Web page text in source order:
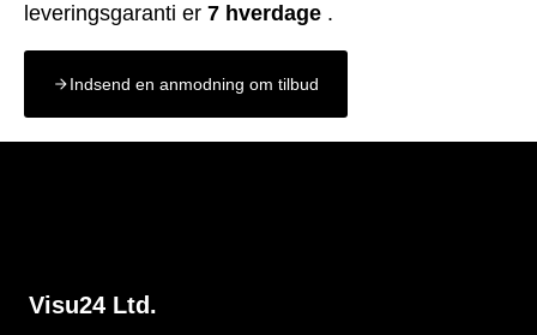
leveringsgaranti er 7 hverdage .
Indsend en anmodning om tilbud
Visu24 Ltd.